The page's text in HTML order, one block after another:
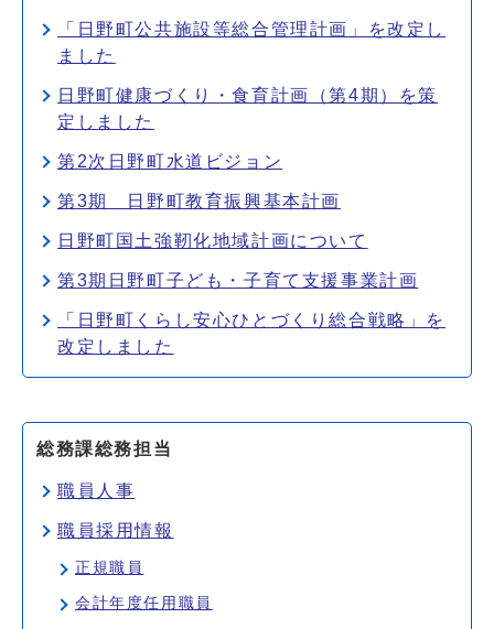
「日野町公共施設等総合管理計画」を改定し
ました
日野町健康づくり・食育計画（第4期）を策
定しました
第2次日野町水道ビジョン
第3期 日野町教育振興基本計画
日野町国土強靭化地域計画について
第3期日野町子ども・子育て支援事業計画
「日野町くらし安心ひとづくり総合戦略」を
改定しました
総務課総務担当
職員人事
職員採用情報
正規職員
会計年度任用職員